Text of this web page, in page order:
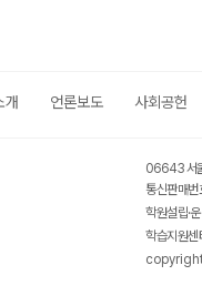
개 언론보도 사회공헌
06643 서
통신판매
학원설립·
학습지원